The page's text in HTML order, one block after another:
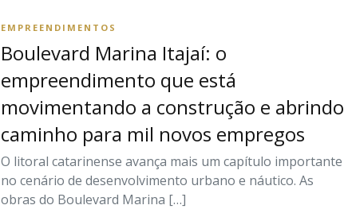
EMPREENDIMENTOS
Boulevard Marina Itajaí: o
empreendimento que está
movimentando a construção e abrindo
caminho para mil novos empregos
O litoral catarinense avança mais um capítulo importante
no cenário de desenvolvimento urbano e náutico. As
obras do Boulevard Marina […]